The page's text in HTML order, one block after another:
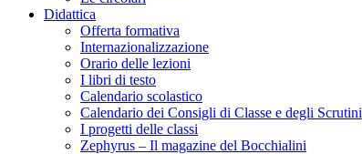
Didattica
Offerta formativa
Internazionalizzazione
Orario delle lezioni
I libri di testo
Calendario scolastico
Calendario dei Consigli di Classe e degli Scrutini
I progetti delle classi
Zephyrus – Il magazine del Bocchialini